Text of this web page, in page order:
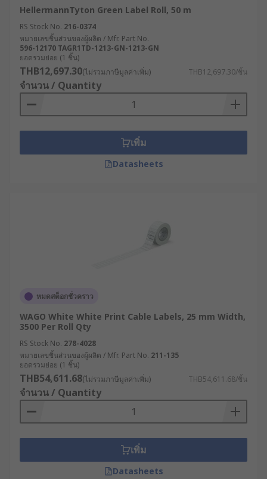
อุตสาหกรรมของคุณ สามารถปรึกษาผู้เชี่ยวชาญด้าน
ผลิตภัณฑ์ของเราได้เลย
HellermannTyton Green Label Roll, 50 m
RS Stock No. 216-0374
หมายเลขชิ้นส่วนของผู้ผลิต / Mfr. Part No.
596-12170 TAGR1TD-1213-GN-1213-GN
ยอดรวมย่อย (1 ชิ้น)
THB12,697.30(ไม่รวมภาษีมูลค่าเพิ่ม) THB12,697.30/ชิ้น
จำนวน / Quantity
เพิ่ม
Datasheets
หมดสต็อกชั่วคราว
WAGO White White Print Cable Labels, 25 mm Width,
3500 Per Roll Qty
RS Stock No. 278-4028
หมายเลขชิ้นส่วนของผู้ผลิต / Mfr. Part No. 211-135
ยอดรวมย่อย (1 ชิ้น)
THB54,611.68(ไม่รวมภาษีมูลค่าเพิ่ม) THB54,611.68/ชิ้น
จำนวน / Quantity
เพิ่ม
Datasheets